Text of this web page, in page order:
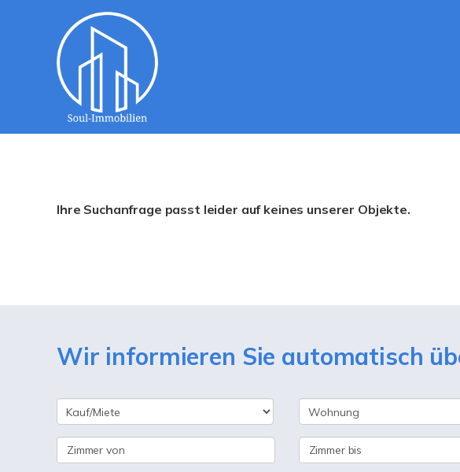
Ihre Suchanfrage passt leider auf keines unserer Objekte.
Wir informieren Sie automatisch